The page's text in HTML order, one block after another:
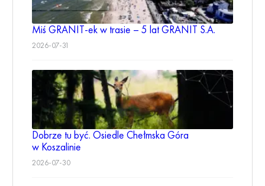
Miś GRANIT-ek w trasie – 5 lat GRANIT S.A.
2026-07-31
Dobrze tu być. Osiedle Chełmska Góra
w Koszalinie
2026-07-30